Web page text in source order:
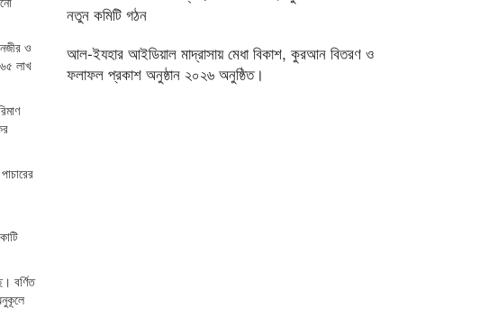
ও
লাখ
বর্ণিত
নতুন কমিটি গঠন
আল-ইযহার আইডিয়াল মাদ্রাসায় মেধা বিকাশ, কুরআন বিতরণ ও
ফলাফল প্রকাশ অনুষ্ঠান ২০২৬ অনুষ্ঠিত।